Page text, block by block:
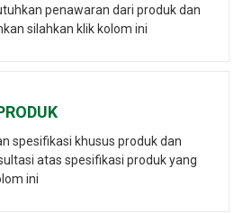
penawaran dari produk dan
silahkan klik kolom ini
spesifikasi khusus produk dan
atas spesifikasi produk yang
ini